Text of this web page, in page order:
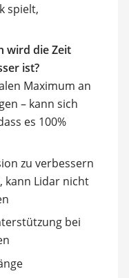
spielt,
wird die Zeit
ist?
Maximum an
– kann sich
es 100%
zu verbessern
kann Lidar nicht
bei